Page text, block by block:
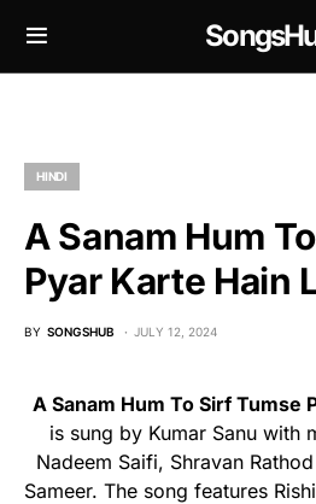
HINDI
A Sanam Hum
Pyar Karte Hain
BY SONGSHUB JULY 12, 2024
A Sanam Hum To Sirf Tumse
is sung by Kumar Sanu with
Nadeem Saifi, Shravan
Sameer. The song features